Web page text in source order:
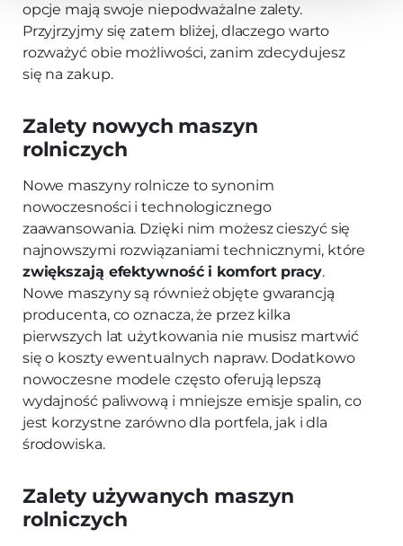
opcje mają swoje niepodważalne zalety.
Przyjrzyjmy się zatem bliżej, dlaczego warto
rozważyć obie możliwości, zanim zdecydujesz
się na zakup.
Zalety nowych maszyn
rolniczych
Nowe maszyny rolnicze to synonim
nowoczesności i technologicznego
zaawansowania. Dzięki nim możesz cieszyć się
najnowszymi rozwiązaniami technicznymi, które
zwiększają efektywność i komfort pracy.
Nowe maszyny są również objęte gwarancją
producenta, co oznacza, że przez kilka
pierwszych lat użytkowania nie musisz martwić
się o koszty ewentualnych napraw. Dodatkowo
nowoczesne modele często oferują lepszą
wydajność paliwową i mniejsze emisje spalin, co
jest korzystne zarówno dla portfela, jak i dla
środowiska.
Zalety używanych maszyn
rolniczych